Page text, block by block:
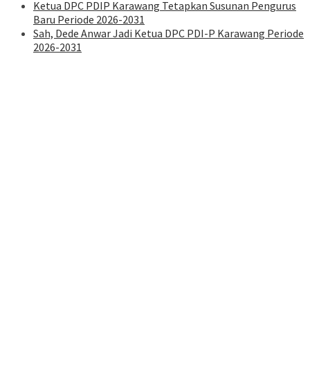
Ketua DPC PDIP Karawang Tetapkan Susunan Pengurus
Baru Periode 2026-2031
Sah, Dede Anwar Jadi Ketua DPC PDI-P Karawang Periode
2026-2031